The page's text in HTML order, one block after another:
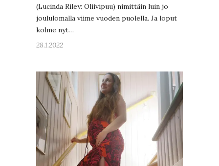
(Lucinda Riley: Oliivipuu) nimittäin luin jo
joululomalla viime vuoden puolella. Ja loput
kolme nyt…
28.1.2022